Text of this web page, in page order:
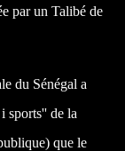
par un Talibé de
du Sénégal a
sports'' de la
que le